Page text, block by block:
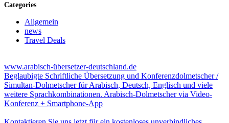
Categories
Allgemein
news
Travel Deals
www.arabisch-übersetzer-deutschland.de
Beglaubigte Schriftliche Übersetzung und Konferenzdolmetscher /
Simultan-Dolmetscher für Arabisch, Deutsch, Englisch und viele
weitere Sprachkombinationen. Arabisch-Dolmetscher via Video-
Konferenz + Smartphone-App